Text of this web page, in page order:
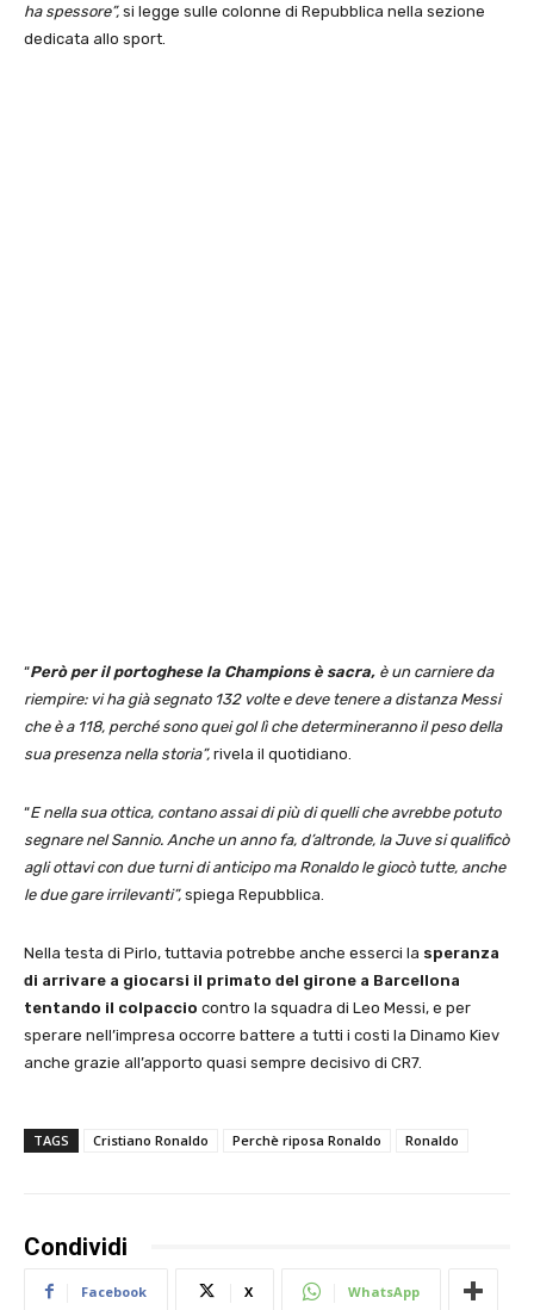
ha spessore”, si legge sulle colonne di Repubblica nella sezione
dedicata allo sport.
“Però per il portoghese la Champions è sacra, è un carniere da
riempire: vi ha già segnato 132 volte e deve tenere a distanza Messi
che è a 118, perché sono quei gol lì che determineranno il peso della
sua presenza nella storia”, rivela il quotidiano.
“E nella sua ottica, contano assai di più di quelli che avrebbe potuto
segnare nel Sannio. Anche un anno fa, d’altronde, la Juve si qualificò
agli ottavi con due turni di anticipo ma Ronaldo le giocò tutte, anche
le due gare irrilevanti”, spiega Repubblica.
Nella testa di Pirlo, tuttavia potrebbe anche esserci la speranza
di arrivare a giocarsi il primato del girone a Barcellona
tentando il colpaccio contro la squadra di Leo Messi, e per
sperare nell’impresa occorre battere a tutti i costi la Dinamo Kiev
anche grazie all’apporto quasi sempre decisivo di CR7.
TAGS Cristiano Ronaldo Perchè riposa Ronaldo Ronaldo
Condividi
Facebook X WhatsApp